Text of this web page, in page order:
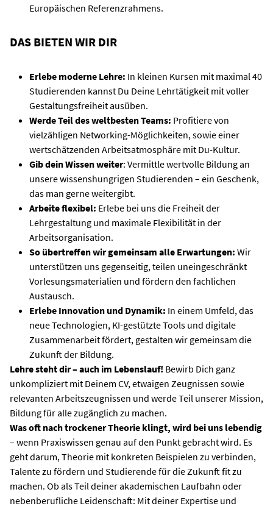
Europäischen Referenzrahmens.
DAS BIETEN WIR DIR
Erlebe moderne Lehre: In kleinen Kursen mit maximal 40
Studierenden kannst Du Deine Lehrtätigkeit mit voller
Gestaltungsfreiheit ausüben.
Werde Teil des weltbesten Teams: Profitiere von
vielzähligen Networking-Möglichkeiten, sowie einer
wertschätzenden Arbeitsatmosphäre mit Du-Kultur.
Gib dein Wissen weiter: Vermittle wertvolle Bildung an
unsere wissenshungrigen Studierenden – ein Geschenk,
das man gerne weitergibt.
Arbeite flexibel: Erlebe bei uns die Freiheit der
Lehrgestaltung und maximale Flexibilität in der
Arbeitsorganisation.
So übertreffen wir gemeinsam alle Erwartungen: Wir
unterstützen uns gegenseitig, teilen uneingeschränkt
Vorlesungsmaterialien und fördern den fachlichen
Austausch.
Erlebe Innovation und Dynamik: In einem Umfeld, das
neue Technologien, KI-gestützte Tools und digitale
Zusammenarbeit fördert, gestalten wir gemeinsam die
Zukunft der Bildung.
Lehre steht dir – auch im Lebenslauf! Bewirb Dich ganz
unkompliziert mit Deinem CV, etwaigen Zeugnissen sowie
relevanten Arbeitszeugnissen und werde Teil unserer Mission,
Bildung für alle zugänglich zu machen.
Was oft nach trockener Theorie klingt, wird bei uns lebendig
– wenn Praxiswissen genau auf den Punkt gebracht wird. Es
geht darum, Theorie mit konkreten Beispielen zu verbinden,
Talente zu fördern und Studierende für die Zukunft fit zu
machen. Ob als Teil deiner akademischen Laufbahn oder
nebenberufliche Leidenschaft: Mit deiner Expertise und